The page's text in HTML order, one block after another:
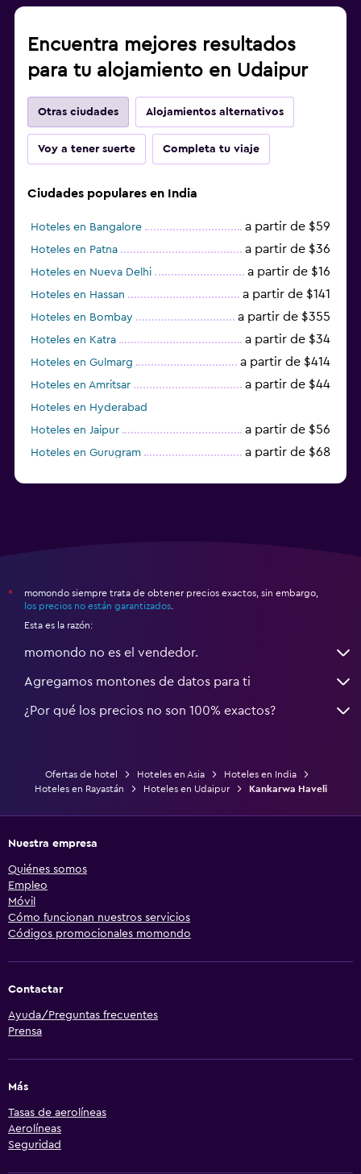
Encuentra mejores resultados
para tu alojamiento en Udaipur
Otras ciudades Alojamientos alternativos
Voy a tener suerte Completa tu viaje
Ciudades populares en India
Hoteles en Bangalore a partir de $59
Hoteles en Patna a partir de $36
Hoteles en Nueva Delhi a partir de $16
Hoteles en Hassan a partir de $141
Hoteles en Bombay a partir de $355
Hoteles en Katra a partir de $34
Hoteles en Gulmarg a partir de $414
Hoteles en Amritsar a partir de $44
Hoteles en Hyderabad
Hoteles en Jaipur
a partir de $56
Hoteles en Gurugram a partir de $68
*
momondo siempre trata de obtener precios exactos, sin embargo,
los precios no están garantizados
Esta es la razón:
momondo no es el vendedor.
Agregamos montones de datos para ti
¿Por qué los precios no son 100% exactos?
Ofertas de hotel Hoteles en Asia
Hoteles en India
Hoteles en Rayastán
Hoteles en Udaipur Kankarwa Haveli
Nuestra empresa
Quiénes somos
Empleo
Móvil
Cómo funcionan nuestros servicios
Códigos promocionales momondo
Contactar
Ayuda/Preguntas frecuentes
Prensa
Más
Tasas de aerolíneas
Aerolíneas
Seguridad